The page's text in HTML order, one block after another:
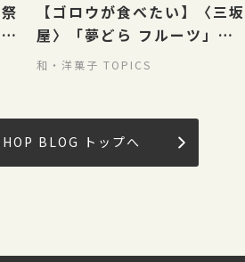
【ゴロウが食べたい】〈三坂
屋〉「夢どら フルーツ」が
気になりすぎる…！🍓☁️
和・洋菓子 TOPICS
BLOG トップへ